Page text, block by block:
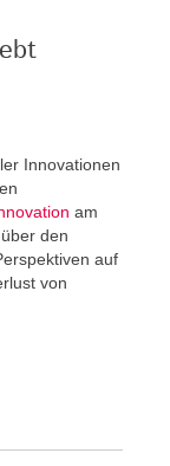
Innovationen
am
den
auf
von